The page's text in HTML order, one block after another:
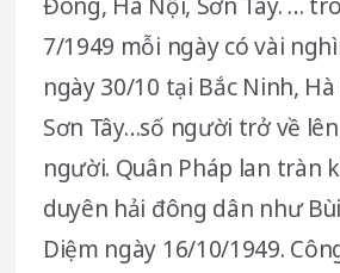
7/1949 mỗi ngày có vài
ngày 30/10 tại Bắc Ninh,
Sơn Tây…số người trở về
người. Quân Pháp lan tràn
duyên hải đông dân như
Diệm ngày 16/10/1949.